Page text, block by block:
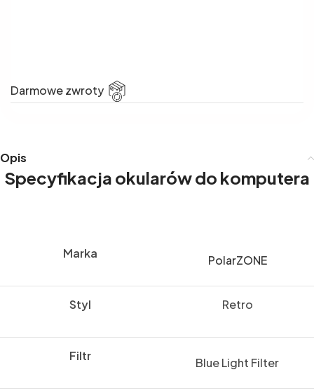
Darmowe zwroty
Opis
Specyfikacja okularów do komputera
Marka PolarZONE
Styl Retro
Filtr Blue Light Filter